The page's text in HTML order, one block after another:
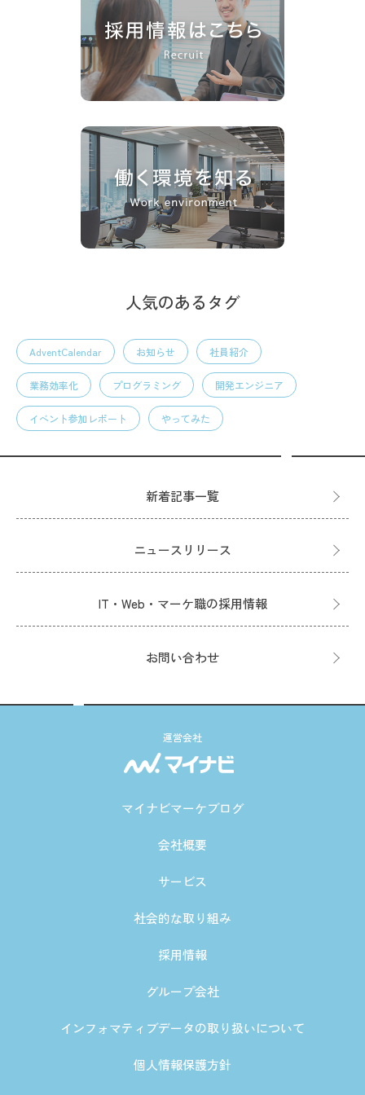
人気のあるタグ
AdventCalendar お知らせ 社員紹介
業務効率化 プログラミング 開発エンジニア
イベント参加レポート やってみた
新着記事一覧
ニュースリリース
IT・Web・マーケ職の採用情報
お問い合わせ
運営会社
マイナビマーケブログ
会社概要
サービス
社会的な取り組み
採用情報
グループ会社
インフォマティブデータの取り扱いについて
個人情報保護方針